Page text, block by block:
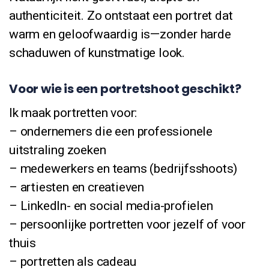
authenticiteit. Zo ontstaat een portret dat
warm en geloofwaardig is—zonder harde
schaduwen of kunstmatige look.
Voor wie is een portretshoot geschikt?
Ik maak portretten voor:
– ondernemers die een professionele
uitstraling zoeken
– medewerkers en teams (bedrijfsshoots)
– artiesten en creatieven
– LinkedIn- en social media-profielen
– persoonlijke portretten voor jezelf of voor
thuis
– portretten als cadeau